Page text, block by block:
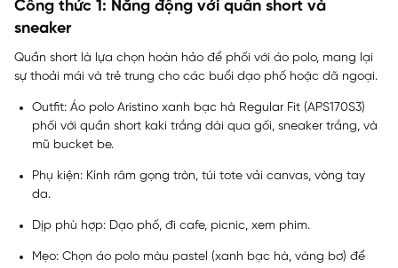
Công thức 1: Năng động với quần short và
sneaker
Quần short là lựa chọn hoàn hảo để phối với áo polo, mang lại
sự thoải mái và trẻ trung cho các buổi dạo phố hoặc dã ngoại.
Outfit: Áo polo Aristino xanh bạc hà Regular Fit (APS170S3)
phối với quần short kaki trắng dài qua gối, sneaker trắng, và
mũ bucket be.
Phụ kiện: Kính râm gọng tròn, túi tote vải canvas, vòng tay
da.
Dịp phù hợp: Dạo phố, đi cafe, picnic, xem phim.
Mẹo: Chọn áo polo màu pastel (xanh bạc hà, vàng bơ) để